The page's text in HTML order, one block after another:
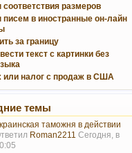
размеров
в иностранные он-лайн
за границу
текст с картинки без
или налог с продаж в США
темы
таможня в действии
Roman2211 Сегодня, в